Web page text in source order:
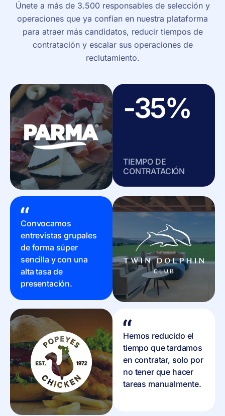
Únete a más de 3.500 responsables de selección y
operaciones que ya confían en nuestra plataforma
para atraer más candidatos, reducir tiempos de
contratación y escalar sus operaciones de
reclutamiento.
-35%
TIEMPO DE
CONTRATACIÓN
Convocamos
entrevistas grupales
de forma súper
sencilla y con una
alta tasa de
presentación.
Hemos reducido el
tiempo que tardamos
en contratar, solo por
no tener que hacer
tareas manualmente.